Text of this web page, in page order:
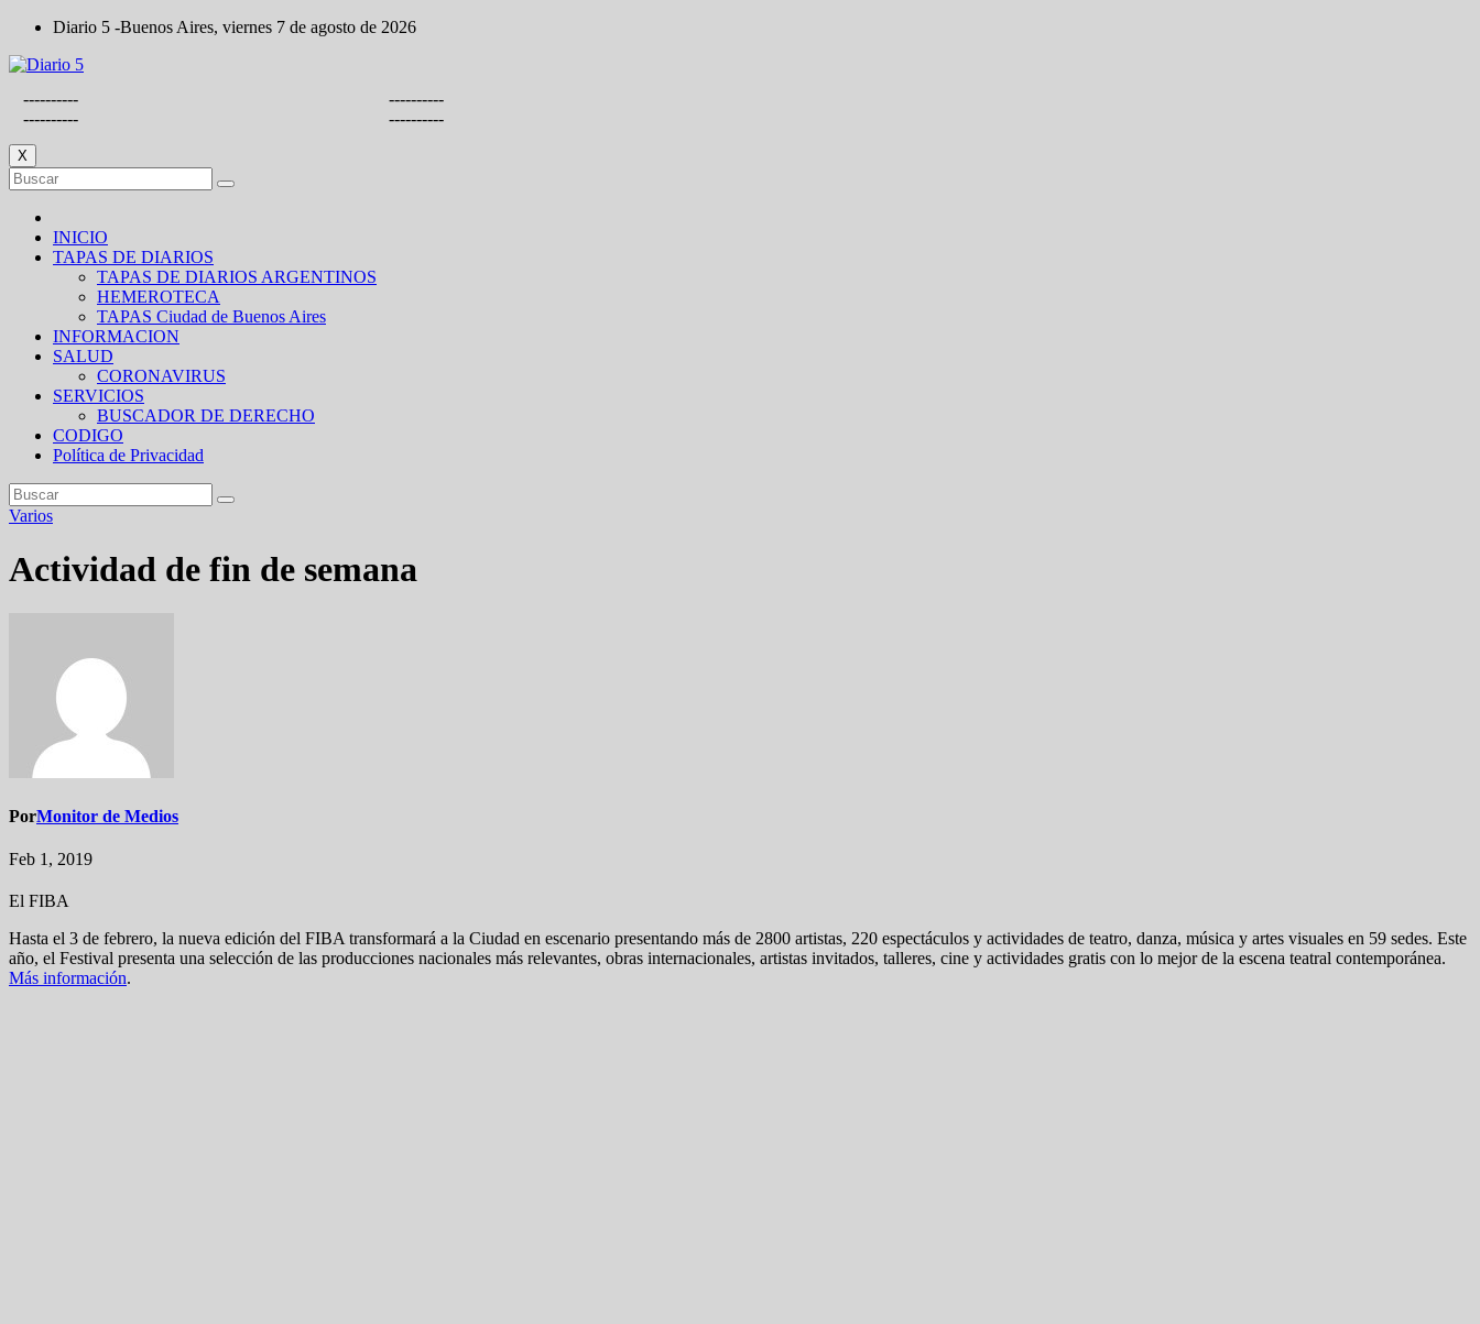
Saltar
contenido
Diario 5 -Buenos Aires, viernes 7 de agosto de 2026
----------
----------
----------
----------
X
INICIO
TAPAS DE DIARIOS
TAPAS DE DIARIOS ARGENTINOS
HEMEROTECA
TAPAS Ciudad de Buenos Aires
INFORMACION
SALUD
CORONAVIRUS
SERVICIOS
BUSCADOR DE DERECHO
CODIGO
Política de Privacidad
Varios
Actividad de fin de semana
PorMonitor de Medios
Feb 1, 2019
El FIBA
Hasta el 3 de febrero, la nueva edición del FIBA transformará a la Ciudad en escenario presentando más de 2800 artistas, 220 espectáculos y actividades de teatro, danza, música y artes visuales en 59 sedes. Este
año, el Festival presenta una selección de las producciones nacionales más relevantes, obras internacionales, artistas invitados, talleres, cine y actividades gratis con lo mejor de la escena teatral contemporánea.
Más información.